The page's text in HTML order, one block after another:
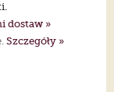
dostaw »
Szczegóły »